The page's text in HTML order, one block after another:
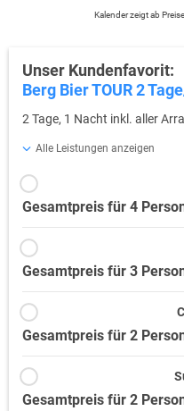
Kalender zeigtab
Unser Kundenfavorit:
Berg Bier TOUR 2
2 Tage, 1 Nacht inkl. aller
Alle Leistungen anzeigen
Gesamtpreis für 4
Gesamtpreis für 3
Gesamtpreis für 2
Gesamtpreis für 2